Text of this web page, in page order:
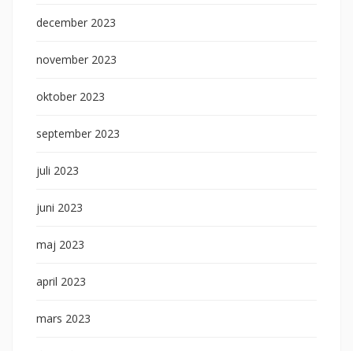
december 2023
november 2023
oktober 2023
september 2023
juli 2023
juni 2023
maj 2023
april 2023
mars 2023